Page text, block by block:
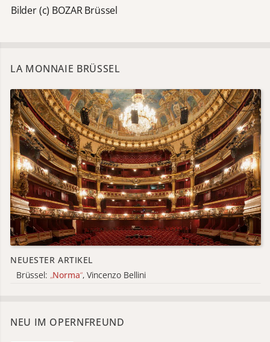
Bilder (c) BOZAR Brüssel
LA MONNAIE BRÜSSEL
NEUESTER ARTIKEL
Brüssel: „Norma“, Vincenzo Bellini
NEU IM OPERNFREUND